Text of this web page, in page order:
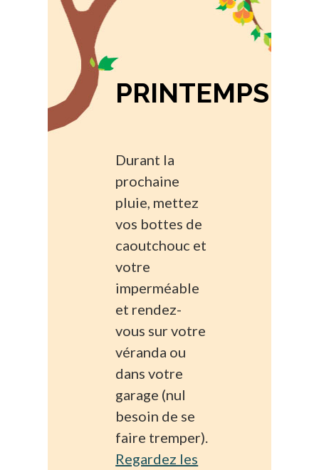
PRINTEMPS
Durant la
prochaine
pluie, mettez
vos bottes de
caoutchouc et
votre
imperméable
et rendez-
vous sur votre
véranda ou
dans votre
garage (nul
besoin de se
faire tremper).
Regardez les